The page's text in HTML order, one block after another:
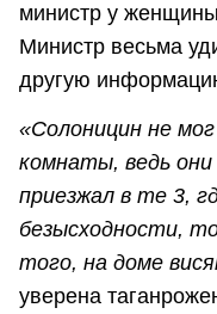
министр у
Министр весьма
другую
«Солоницин не
комнаты, ведь
приезжал в те 3,
безысходности,
того, на доме
уверена